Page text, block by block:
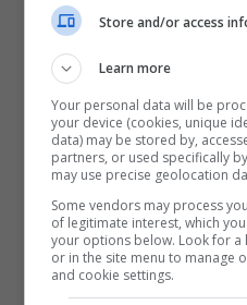
Nezir Mehmetaj Florim
Store and/or access
Learn more
Your personal data will be
your device (cookies, unique
data) may be stored by,
partners, or used specifically
may use precise geolocation
Some vendors may process
of legitimate interest, which
your options below. Look for
or in the site menu to manage
and cookie settings.